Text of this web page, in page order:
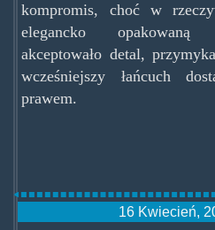
kompromis, choć w
elegancko
akceptowało detal,
wcześniejszy łańcuch
prawem.
16 Kwiecień,